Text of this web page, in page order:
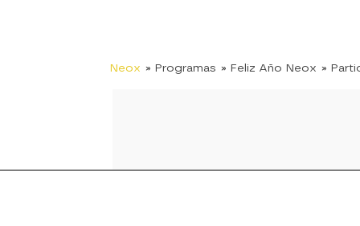
Neox » Programas » Feliz Año Neox »